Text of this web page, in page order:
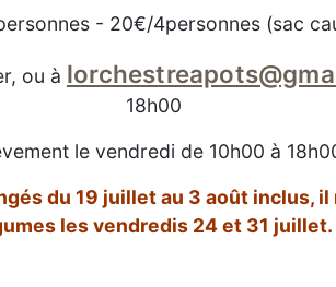
- 20€/4personnes (sac
ou à
18h00
le vendredi de 10h00 à
du 19 juillet au 3 août inclus,
les vendredis 24 et 31 juillet.